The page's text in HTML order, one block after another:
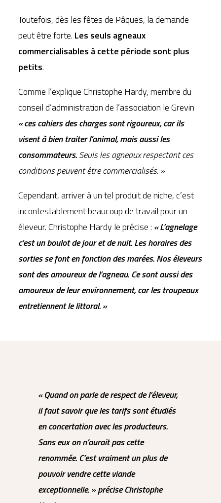
Toutefois, dès les fêtes de Pâques, la demande
peut être forte. Les seuls agneaux
commercialisables à cette période sont plus
petits.
Comme l’explique Christophe Hardy, membre du
conseil d’administration de l’association le Grevin
« ces cahiers des charges sont rigoureux, car ils
visent à bien traiter l’animal, mais aussi les
consommateurs.Seuls les agneaux respectant ces
conditions peuvent être commercialisés. »
Cependant, arriver à un tel produit de niche, c’est
incontestablement beaucoup de travail pour un
éleveur. Christophe Hardy le précise : « L’agnelage
c’est un boulot de jour et de nuit. Les horaires des
sorties se font en fonction des marées. Nos éleveurs
sont des amoureux de l’agneau. Ce sont aussi des
amoureux de leur environnement, car les troupeaux
entretiennent le littoral. »
« Quand on parle de respect de l’éleveur,
il faut savoir que les tarifs sont étudiés
en concertation avec les producteurs.
Sans eux on n’aurait pas cette
renommée. C’est vraiment un plus de
pouvoir vendre cette viande
exceptionnelle. » précise Christophe